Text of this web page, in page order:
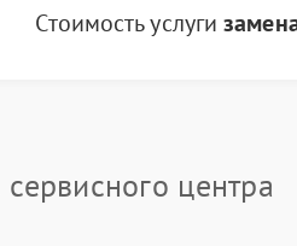
Стоимость услуги
центра